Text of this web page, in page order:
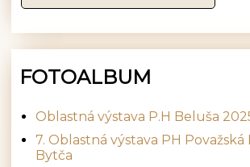
FOTOALBUM
Oblastná výstava P.H Beluša
7. Oblastná výstava PH Považská
Bytča